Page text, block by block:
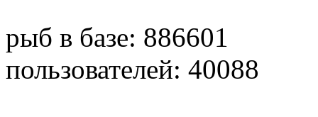
рыб в базе: 886601
пользователей: 40088